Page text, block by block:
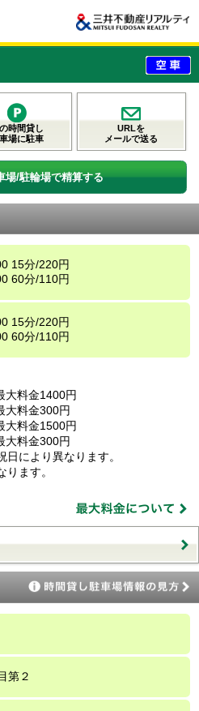
時間貸し
場に駐車
URLを
メールで送る
場/駐輪場で精算する
15分/220円
60分/110円
15分/220円
60分/110円
大料金1400円
大料金300円
大料金1500円
大料金300円
により異なります。
ます。
第２